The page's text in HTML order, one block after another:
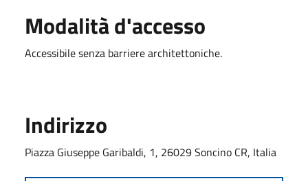
Modalità d'accesso
Accessibile senza barriere architettoniche.
Indirizzo
Piazza Giuseppe Garibaldi, 1, 26029 Soncino CR, Italia